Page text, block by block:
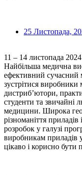
25 Листопада,
11 – 14 листопада
Найбільша медична
ефективний сучасний
зустрітися
дистриб’ютори,
студенти та звичайні
медицини. Широка
різноманіття
розробок у галузі
виробникам приладів у
цікаво і корисно бути